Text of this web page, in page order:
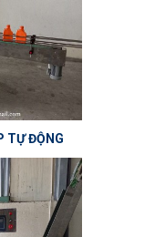
TỰ ĐỘNG